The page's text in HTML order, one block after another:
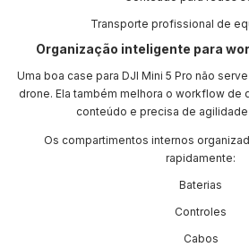
Transporte profissional de
Organização inteligente para
Uma boa case para DJI Mini 5 Pro não
drone. Ela também melhora o workflow de
conteúdo e precisa de
Os compartimentos internos
rapidamente:
Baterias
Controles
Cabos